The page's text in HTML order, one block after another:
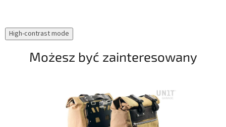
High-contrast mode
Możesz być zainteresowany